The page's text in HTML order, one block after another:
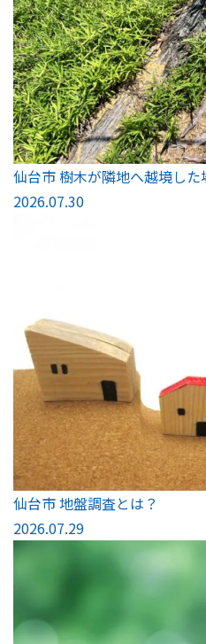
仙台市 樹木が隣地へ越境した
2026.07.30
仙台市 地盤調査とは？
2026.07.29